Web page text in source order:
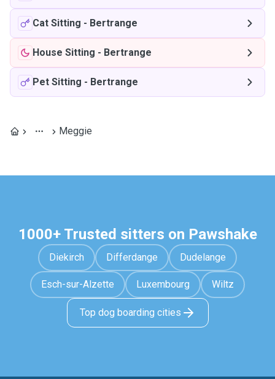
Cat Sitting - Bertrange
House Sitting - Bertrange
Pet Sitting - Bertrange
Meggie
1000+ Trusted sitters on Pawshake
Diekirch Differdange Dudelange
Esch-sur-Alzette Luxembourg Wiltz
Top dog boarding cities